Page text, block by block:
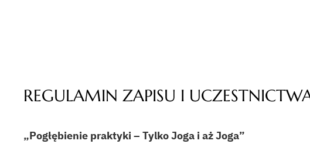
REGULAMIN ZAPISU I
„Pogłębienie praktyki – Tylko Joga i aż Joga”